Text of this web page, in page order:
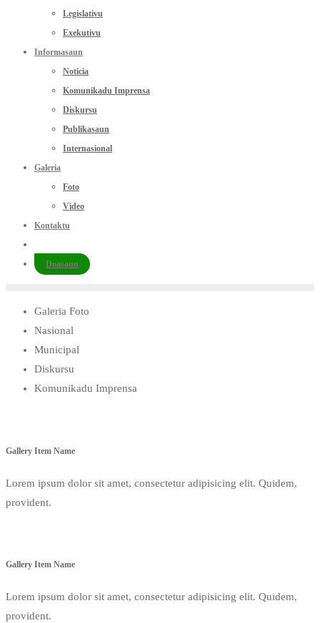
Legislativu
Exekutivu
Informasaun
Noticia
Komunikadu Imprensa
Diskursu
Publikasaun
Internasional
Galeria
Foto
Video
Kontaktu
Doasaun
Galeria Foto
Nasional
Municipal
Diskursu
Komunikadu Imprensa
Gallery Item Name
Lorem ipsum dolor sit amet, consectetur adipisicing elit. Quidem,
provident.
Gallery Item Name
Lorem ipsum dolor sit amet, consectetur adipisicing elit. Quidem,
provident.